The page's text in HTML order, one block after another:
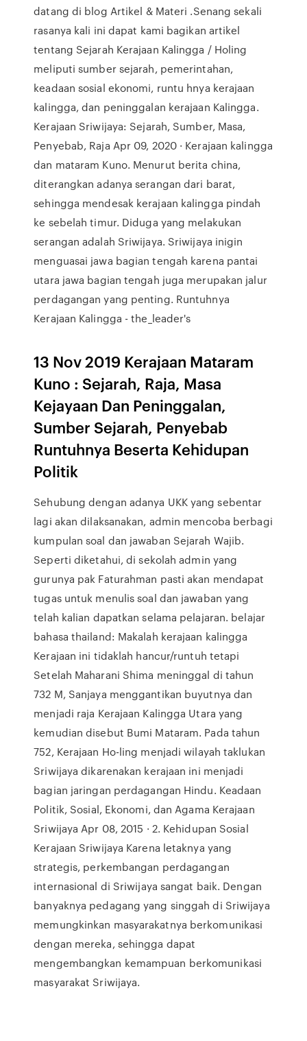
datang di blog Artikel & Materi .Senang sekali
rasanya kali ini dapat kami bagikan artikel
tentang Sejarah Kerajaan Kalingga / Holing
meliputi sumber sejarah, pemerintahan,
keadaan sosial ekonomi, runtu hnya kerajaan
kalingga, dan peninggalan kerajaan Kalingga.
Kerajaan Sriwijaya: Sejarah, Sumber, Masa,
Penyebab, Raja Apr 09, 2020 · Kerajaan kalingga
dan mataram Kuno. Menurut berita china,
diterangkan adanya serangan dari barat,
sehingga mendesak kerajaan kalingga pindah
ke sebelah timur. Diduga yang melakukan
serangan adalah Sriwijaya. Sriwijaya inigin
menguasai jawa bagian tengah karena pantai
utara jawa bagian tengah juga merupakan jalur
perdagangan yang penting. Runtuhnya
Kerajaan Kalingga - the_leader's
13 Nov 2019 Kerajaan Mataram
Kuno : Sejarah, Raja, Masa
Kejayaan Dan Peninggalan,
Sumber Sejarah, Penyebab
Runtuhnya Beserta Kehidupan
Politik
Sehubung dengan adanya UKK yang sebentar
lagi akan dilaksanakan, admin mencoba berbagi
kumpulan soal dan jawaban Sejarah Wajib.
Seperti diketahui, di sekolah admin yang
gurunya pak Faturahman pasti akan mendapat
tugas untuk menulis soal dan jawaban yang
telah kalian dapatkan selama pelajaran. belajar
bahasa thailand: Makalah kerajaan kalingga
Kerajaan ini tidaklah hancur/runtuh tetapi
Setelah Maharani Shima meninggal di tahun
732 M, Sanjaya menggantikan buyutnya dan
menjadi raja Kerajaan Kalingga Utara yang
kemudian disebut Bumi Mataram. Pada tahun
752, Kerajaan Ho-ling menjadi wilayah taklukan
Sriwijaya dikarenakan kerajaan ini menjadi
bagian jaringan perdagangan Hindu. Keadaan
Politik, Sosial, Ekonomi, dan Agama Kerajaan
Sriwijaya Apr 08, 2015 · 2. Kehidupan Sosial
Kerajaan Sriwijaya Karena letaknya yang
strategis, perkembangan perdagangan
internasional di Sriwijaya sangat baik. Dengan
banyaknya pedagang yang singgah di Sriwijaya
memungkinkan masyarakatnya berkomunikasi
dengan mereka, sehingga dapat
mengembangkan kemampuan berkomunikasi
masyarakat Sriwijaya.